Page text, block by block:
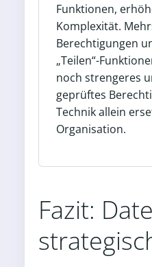
Funktionen,
Komplexität.
Berechtigungen
„Teilen“-
noch strengeres
geprüftes
Technik allein
Organisation.
Fazit: